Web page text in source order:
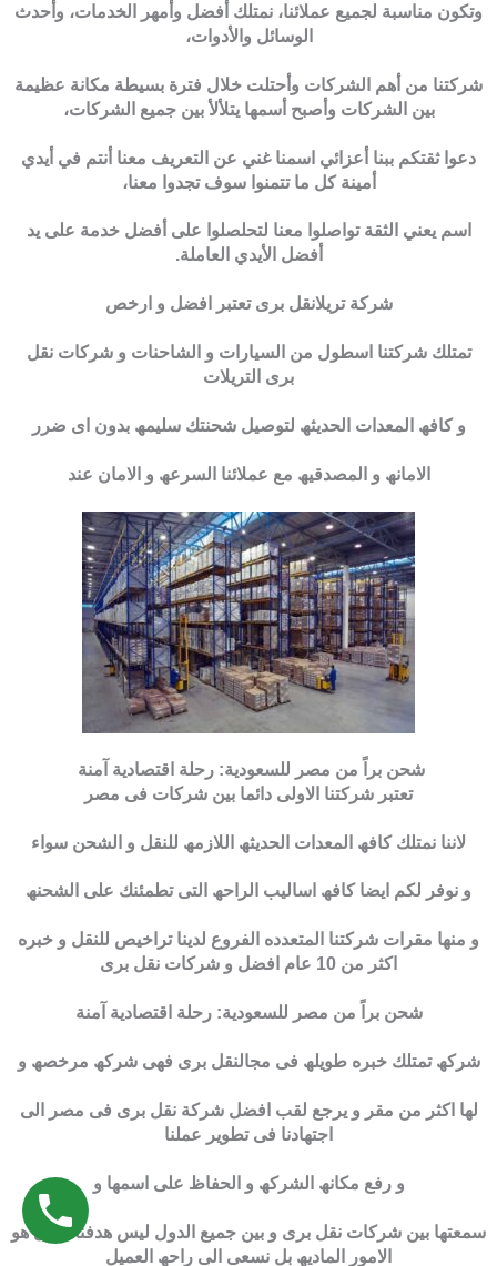
وتكون مناسبة لجميع عملائنا، نمتلك أفضل وأمهر الخدمات، وأحدث
الوسائل والأدوات،
شركتنا من أهم الشركات وأحتلت خلال فترة بسيطة مكانة عظيمة
بين الشركات وأصبح أسمها يتلألأ بين جميع الشركات،
دعوا ثقتكم ببنا أعزائي اسمنا غني عن التعريف معنا أنتم في أيدي
أمينة كل ما تتمنوا سوف تجدوا معنا،
اسم يعني الثقة تواصلوا معنا لتحلصلوا على أفضل خدمة على يد
أفضل الأيدي العاملة.
شركة تريلانقل برى تعتبر افضل و ارخص
تمتلك شركتنا اسطول من السیارات و الشاحنات و شركات نقل
برى التریلات
و كافھ المعدات الحدیثھ لتوصیل شحنتك سلیمھ بدون اى ضرر
الامانھ و المصدقیھ مع عملائنا السرعھ و الامان عند
شحن براً من مصر للسعودية: رحلة اقتصادية آمنة
تعتبر شركتنا الاولى دائما بین شركات فى مصر
لاننا نمتلك كافھ المعدات الحدیثھ اللازمھ للنقل و الشحن سواء
و نوفر لكم ایضا كافھ اسالیب الراحھ التى تطمئنك على الشحنھ
و منھا مقرات شركتنا المتعدده الفروع لدینا تراخیص للنقل و خبره
اكثر من 10 عام افضل و شركات نقل برى
شحن براً من مصر للسعودية: رحلة اقتصادية آمنة
شركھ تمتلك خبره طویلھ فى مجالنقل برى فھى شركھ مرخصھ و
لھا اكثر من مقر و یرجع لقب افضل شركة نقل برى فى مصر الى
اجتھادنا فى تطویر عملنا
و رفع مكانھ الشركھ و الحفاظ على اسمھا و
سمعتھا بین شركات نقل برى و بین جمیع الدول لیس ھدفنا الاول ھو
الامور المادیھ بل نسعى الى راحھ العمیل